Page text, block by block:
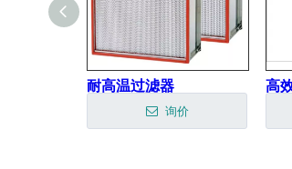
耐高温过滤器
询价